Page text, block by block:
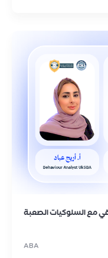
مع السلوكيات الصعبة
ABA